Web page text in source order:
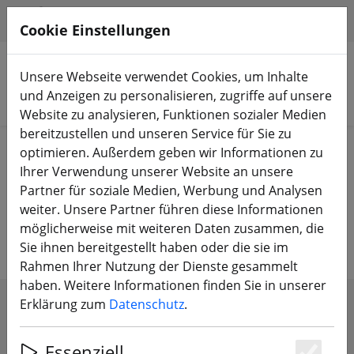
Produkte suchen
Start Bauteile Frames
FPV Frames – Das Fundament
deines Builds
FILTER ANZEIGEN
Cookie Einstellungen
Unsere Webseite verwendet Cookies, um Inhalte
und Anzeigen zu personalisieren, zugriffe auf unsere
Website zu analysieren, Funktionen sozialer Medien
bereitzustellen und unseren Service für Sie zu
optimieren. Außerdem geben wir Informationen zu
Ihrer Verwendung unserer Website an unsere
Partner für soziale Medien, Werbung und Analysen
weiter. Unsere Partner führen diese Informationen
möglicherweise mit weiteren Daten zusammen, die
Sie ihnen bereitgestellt haben oder die sie im
Rahmen Ihrer Nutzung der Dienste gesammelt
haben. Weitere Informationen finden Sie in unserer
Erklärung zum Datenschutz.